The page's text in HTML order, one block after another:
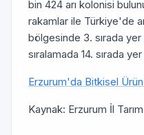
bin 424 arı kolonisi
rakamlar ile Türkiye'de
bölgesinde 3. sırada yer
sıralamada 14. sırada
Erzurum'da Bitkisel
Kaynak: Erzurum İl